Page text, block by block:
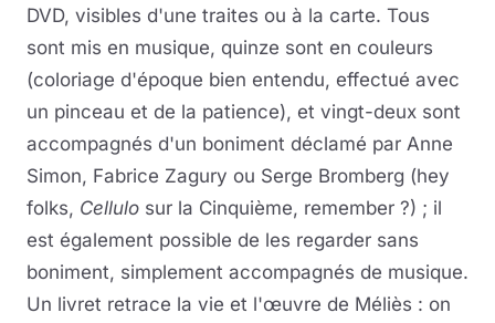
DVD, visibles d'une traites ou à la carte. Tous
sont mis en musique, quinze sont en couleurs
(coloriage d'époque bien entendu, effectué avec
un pinceau et de la patience), et vingt-deux sont
accompagnés d'un boniment déclamé par Anne
Simon, Fabrice Zagury ou Serge Bromberg (hey
folks, Cellulo sur la Cinquième, remember ?) ; il
est également possible de les regarder sans
boniment, simplement accompagnés de musique.
Un livret retrace la vie et l'œuvre de Méliès : on